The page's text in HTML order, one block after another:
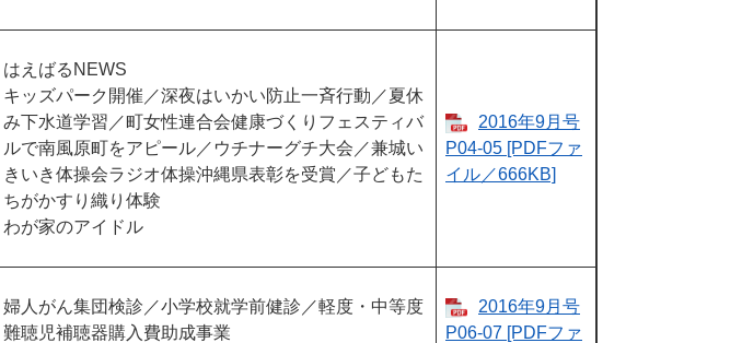
はえばるNEWS
キッズパーク開催／深夜はいかい防止一斉行動／夏休
み下水道学習／町女性連合会健康づくりフェスティバ
ルで南風原町をアピール／ウチナーグチ大会／兼城い
きいき体操会ラジオ体操沖縄県表彰を受賞／子どもた
ちがかすり織り体験
わが家のアイドル
2016年9月号
P04-05​​​ [PDFファ
イル／666KB]
婦人がん集団検診／小学校就学前健診／軽度・中等度
難聴児補聴器購入費助成事業
2016年9月号
P06-07​​​ [PDFファ